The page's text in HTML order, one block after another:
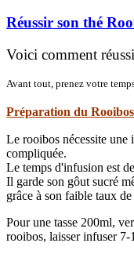
Réussir son thé
Voici comment
Avant tout, prenez votre
Préparation du Rooibos
Le rooibos nécessite une
compliquée.
Le temps d'infusion est
Il garde son gôut sucré
grâce à son faible taux
Pour une tasse 200ml,
rooibos, laisser infuser 7-